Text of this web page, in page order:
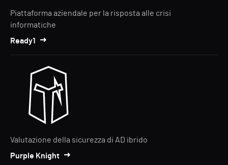
Piattaforma aziendale per la risposta alle crisi
informatiche
Ready1
Valutazione della sicurezza di AD ibrido
Purple Knight